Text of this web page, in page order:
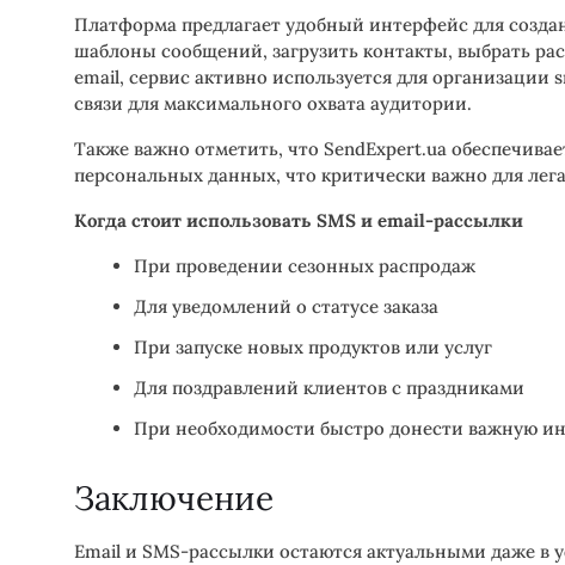
Платформа предлагает удобный интерфейс для
шаблоны сообщений, загрузить контакты, выбрать
email, сервис активно используется для
связи для максимального охвата аудитории.
Также важно отметить, что SendExpert.ua
персональных данных, что критически важно для
Когда стоит использовать SMS и email-рассылки
При проведении сезонных распродаж
Для уведомлений о статусе заказа
При запуске новых продуктов или услуг
Для поздравлений клиентов с праздниками
При необходимости быстро донести важную
Заключение
Email и SMS-рассылки остаются актуальными даже в